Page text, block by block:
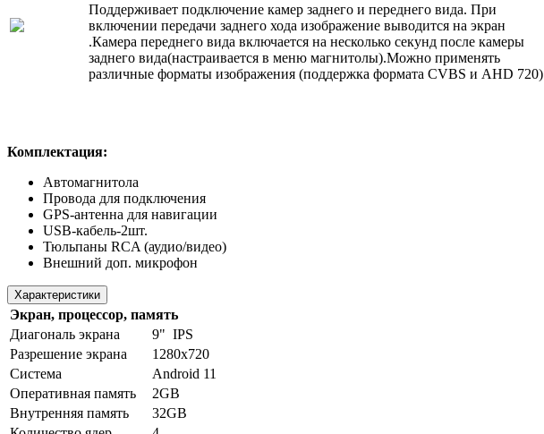
Поддерживает подключение камер заднего и переднего вида. При
включении передачи заднего хода изображение выводится на экран
.Камера переднего вида включается на несколько секунд после камеры
заднего вида(настраивается в меню магнитолы).Можно применять
различные форматы изображения (поддержка формата CVBS и AHD 720)
Комплектация:
Автомагнитола
Провода для подключения
GPS-антенна для навигации
USB-кабель-2шт.
Тюльпаны RCA (аудио/видео)
Внешний доп. микрофон
Характеристики
Экран, процессор, память
Диагональ экрана
9" IPS
Разрешение экрана
1280х720
Система
Android 11
Оперативная память
2GB
Внутренняя память
32GB